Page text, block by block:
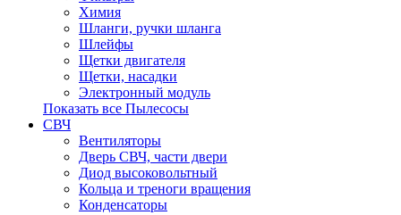
Химия
Шланги, ручки шланга
Шлейфы
Щетки двигателя
Щетки, насадки
Электронный модуль
Показать все Пылесосы
СВЧ
Вентиляторы
Дверь СВЧ, части двери
Диод высоковольтный
Кольца и треноги вращения
Конденсаторы